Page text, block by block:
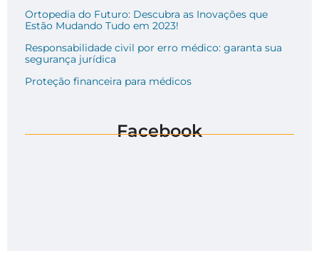
Ortopedia do Futuro: Descubra as Inovações que
Estão Mudando Tudo em 2023!
Responsabilidade civil por erro médico: garanta sua
segurança jurídica
Proteção financeira para médicos
Facebook